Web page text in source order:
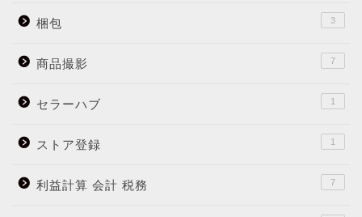
梱包 3
商品撮影 7
セラーハブ 1
ストア登録 1
利益計算 会計 税務 7